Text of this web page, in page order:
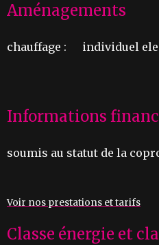
Aménagements
chauffage : individuel
Informations
soumis au statut de la
Voir nos prestations et tarifs
Classe énergie et